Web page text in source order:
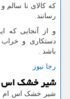
که کالای نا
رسانند.
و از آنجایی که
دستکاری و خراب
باشد
رجا نیوز
شیر خشک اس ام